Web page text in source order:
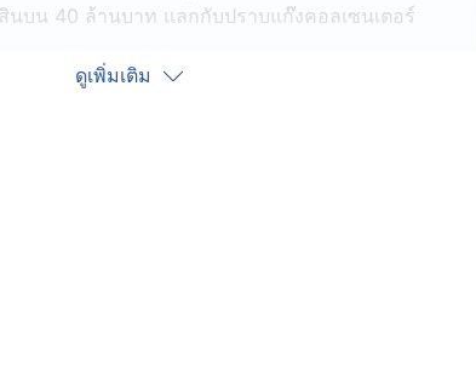
นบน 40 ล้านบาท แลกกับปราบแก๊งคอลเซนเตอร์
มัยที่ตนดำรงตำแหน่งรัฐมนตรีว่าการกระทรวงดิจิทัลเพื่อ
ดูเพิ่มเติม